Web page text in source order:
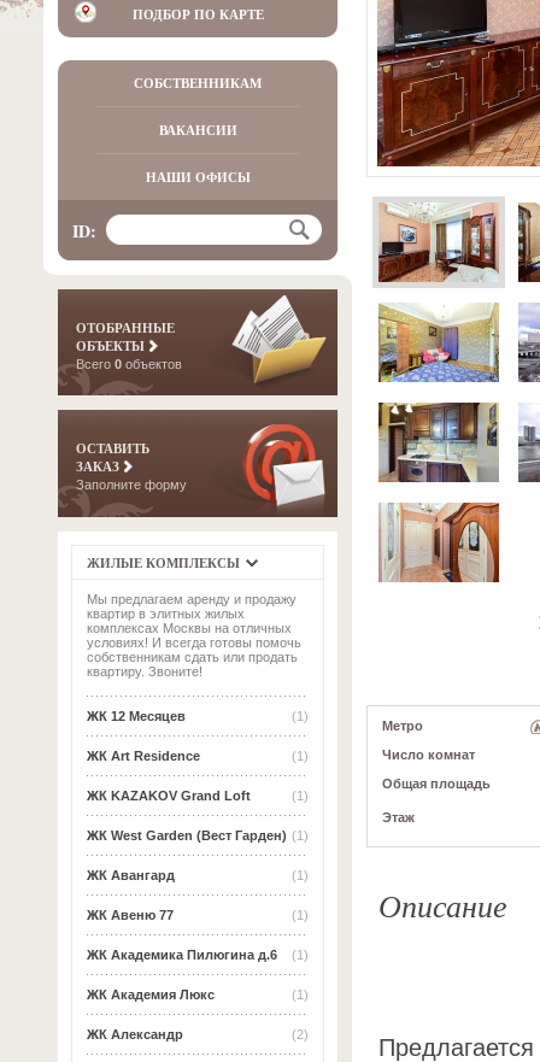
ПОДБОР ПО КАРТЕ
СОБСТВЕННИКАМ
ВАКАНСИИ
НАШИ ОФИСЫ
ID:
ОТОБРАННЫЕ
ОБЪЕКТЫ
Всего 0 объектов
ОСТАВИТЬ
ЗАКАЗ
Заполните форму
ЖИЛЫЕ КОМПЛЕКСЫ
Мы предлагаем аренду и продажу
квартир в элитных жилых
комплексах Москвы на отличных
условиях! И всегда готовы помочь
собственникам сдать или продать
квартиру. Звоните!
(1)
ЖК 12 Месяцев
(1)
ЖК Art Residence
(1)
ЖК KAZAKOV Grand Loft
(1)
ЖК West Garden (Вест Гарден)
(1)
ЖК Авангард
(1)
ЖК Авеню 77
(1)
ЖК Академика Пилюгина д.6
(1)
ЖК Академия Люкс
(2)
ЖК Александр
Метро
Число комнат
Общая площадь
Этаж
Описание